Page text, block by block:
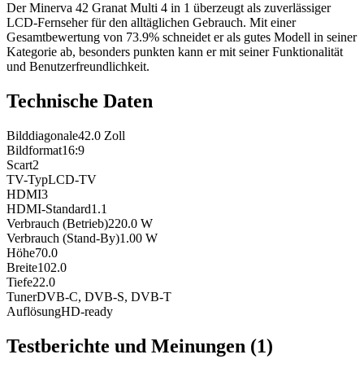
Der Minerva 42 Granat Multi 4 in 1 überzeugt als zuverlässiger
LCD-Fernseher für den alltäglichen Gebrauch. Mit einer
Gesamtbewertung von 73.9% schneidet er als gutes Modell in seiner
Kategorie ab, besonders punkten kann er mit seiner Funktionalität
und Benutzerfreundlichkeit.
Technische Daten
Bilddiagonale42.0 Zoll
Bildformat16:9
Scart2
TV-TypLCD-TV
HDMI3
HDMI-Standard1.1
Verbrauch (Betrieb)220.0 W
Verbrauch (Stand-By)1.00 W
Höhe70.0
Breite102.0
Tiefe22.0
TunerDVB-C, DVB-S, DVB-T
AuflösungHD-ready
Testberichte und Meinungen (1)